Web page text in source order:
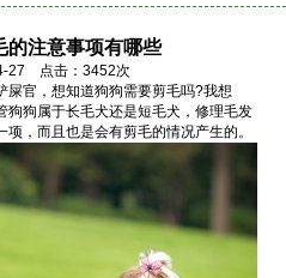
的注意事项有哪些
27 点击：3452次
屎官，想知道狗狗需要剪毛吗?我想
狗狗属于长毛犬还是短毛犬，修理毛发
，而且也是会有剪毛的情况产生的。